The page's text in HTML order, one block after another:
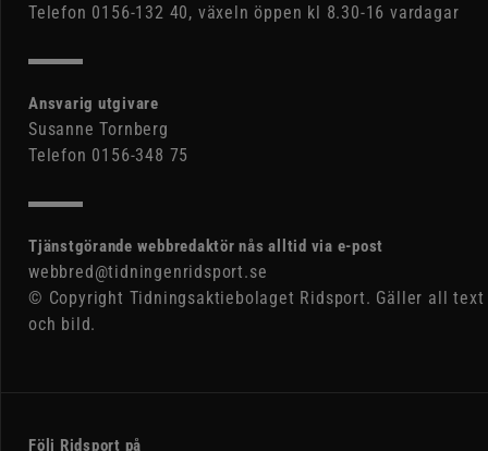
Telefon 0156-132 40, växeln öppen kl 8.30-16 vardagar
Ansvarig utgivare
Susanne Tornberg
Telefon 0156-348 75
Tjänstgörande webbredaktör nås alltid via e-post
webbred@tidningenridsport.se
© Copyright Tidningsaktiebolaget Ridsport. Gäller all text
och bild.
Följ Ridsport på